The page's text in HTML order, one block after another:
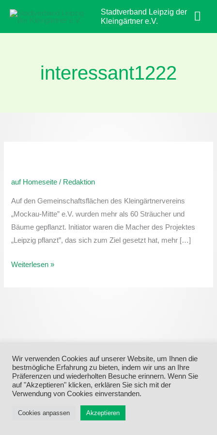
Inhalt
springen
Stadtverband Leipzig der
Kleingärtner e.V.
interessant1222
auf Homeseite / Redaktion
Auf den Gemeinschaftsflächen des Kleingärtnervereins
„Mockau-Mitte” e.V. wurden mehr als 60 Sträucher und
Bäume gepflanzt. Initiator waren die Macher des Projektes
„Leipzig pflanzt”, das sich zum Ziel gesetzt hat, mehr […]
im
KGV
„Mockau-
Mitte”
e.V.
Weiterlesen »
Menü
Wir verwenden Cookies auf unserer Website, um Ihnen die
bestmögliche Erfahrung zu bieten, indem wir uns an Ihre
Präferenzen und wiederholten Besuche erinnern. Wenn Sie
auf "Akzeptieren" klicken, erklären Sie sich mit der
Verwendung von Cookies einverstanden.
Cookies anpassen Akzeptieren